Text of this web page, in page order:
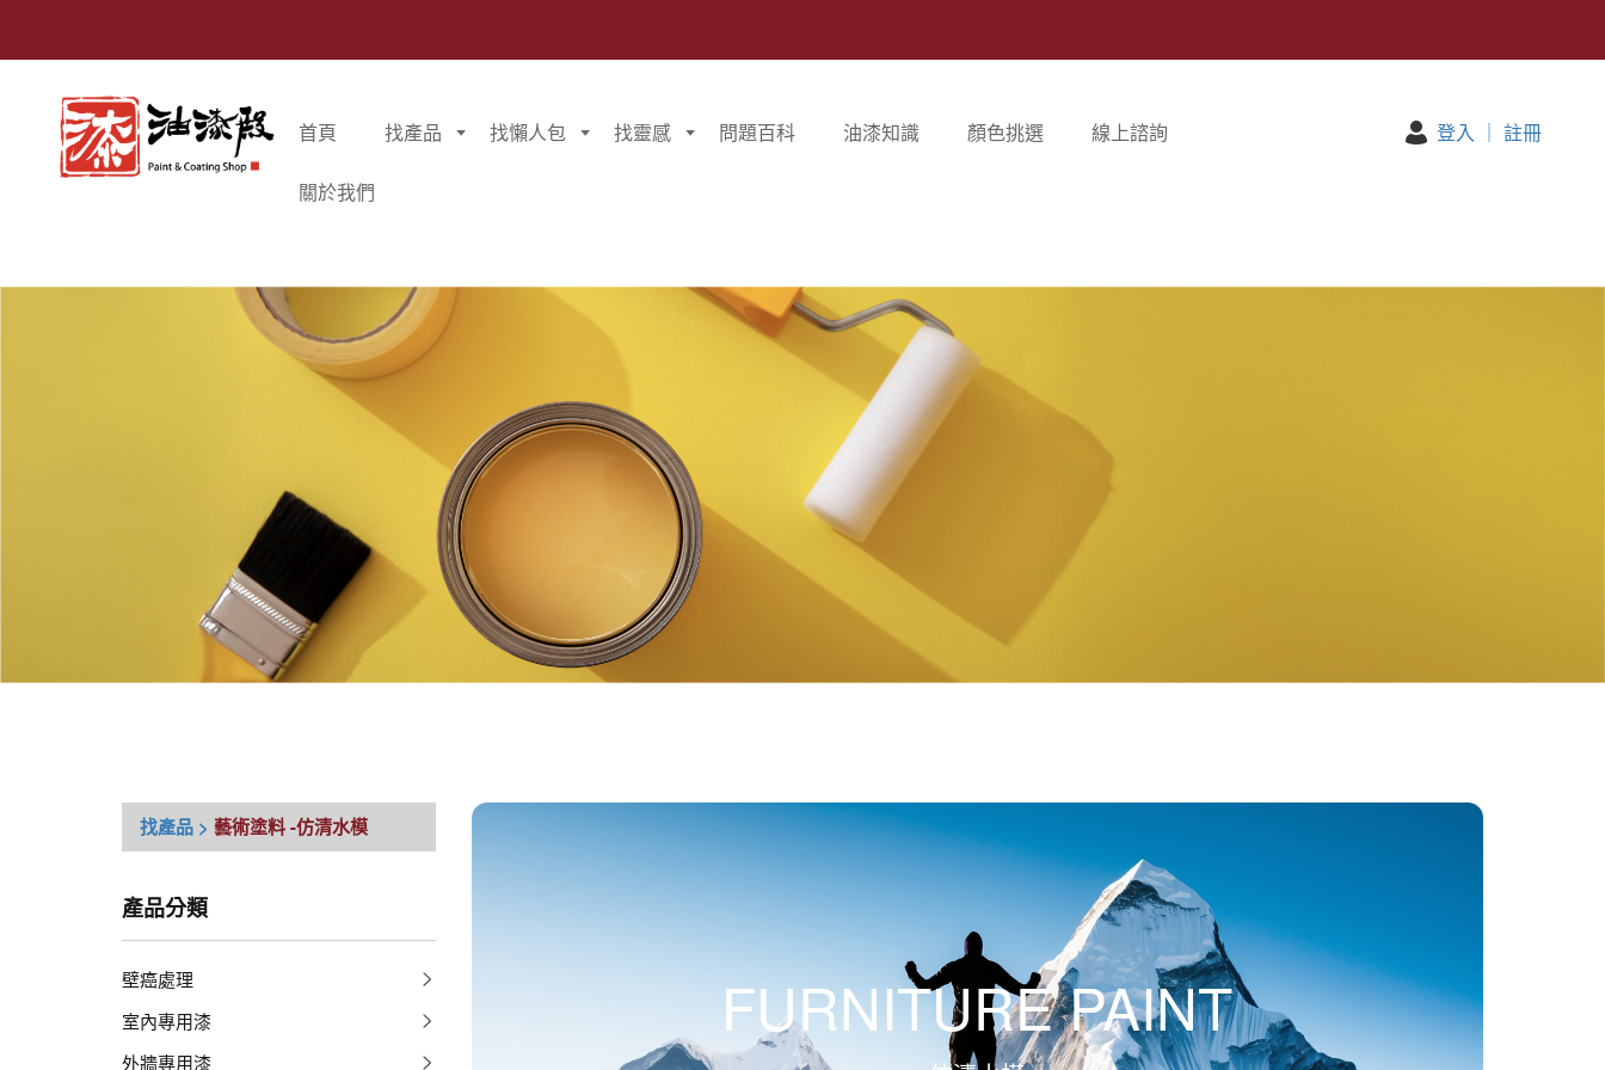
首頁 找產品 找懶人包 找靈感 問題百科 油漆知識 顏色挑選 線上諮詢
關於我們
登入 ｜ 註冊
找產品 > 藝術塗料-仿清水模
產品分類
壁癌處理
室內專用漆
外牆專用漆
FURNITURE PAINT